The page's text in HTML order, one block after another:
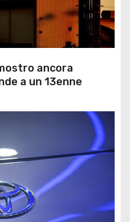
ancora
a un 13enne